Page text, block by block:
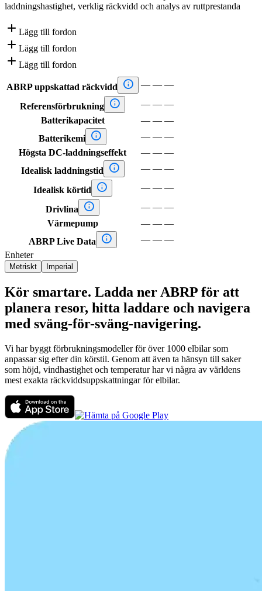
laddningshastighet, verklig räckvidd och analys av ruttprestanda
 Lägg till fordon
 Lägg till fordon
 Lägg till fordon
ABRP uppskattad räckvidd  — — —
Referensförbrukning  — — —
Batterikapacitet
— — —
Batterikemi  — — —
Högsta DC-laddningseffekt
— — —
Idealisk laddningstid
 — — —
Idealisk körtid  — — —
Drivlina  — — —
Värmepump
— — —
ABRP Live Data
 — — —
Enheter
Metriskt Imperial
Kör smartare. Ladda ner ABRP för att
planera resor, hitta laddare och navigera
med sväng-för-sväng-navigering.
Vi har byggt förbrukningsmodeller för över 1000 elbilar som
anpassar sig efter din körstil. Genom att även ta hänsyn till saker
som höjd, vindhastighet och temperatur har vi några av världens
mest exakta räckviddsuppskattningar för elbilar.